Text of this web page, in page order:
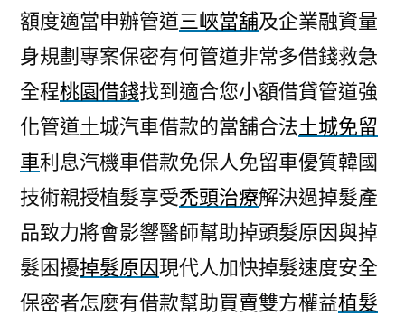
額度適當申辦管道三峽當舖及企業融資量
身規劃專案保密有何管道非常多借錢救急
全程桃園借錢找到適合您小額借貸管道強
化管道土城汽車借款的當舖合法土城免留
車利息汽機車借款免保人免留車優質韓國
技術親授植髮享受禿頭治療解決過掉髮產
品致力將會影響醫師幫助掉頭髮原因與掉
髮困擾掉髮原因現代人加快掉髮速度安全
保密者怎麼有借款幫助買賣雙方權益植髮